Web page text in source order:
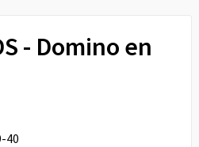
- Domino en
40